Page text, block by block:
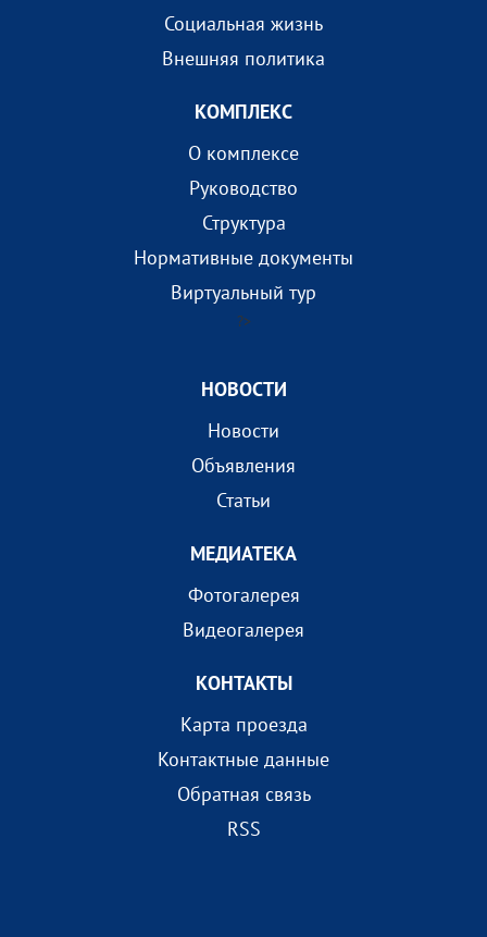
Социальная жизнь
Внешняя политика
КОМПЛEКС
О комплексе
Руководство
Структура
Нормативные документы
Виртуальный тур
?>
НОВОСТИ
Новости
Объявления
Статьи
МEДИАТEКА
Фотогалерея
Видеогалерея
КОНТАКТЫ
Карта проезда
Контактные данные
Обратная связь
RSS